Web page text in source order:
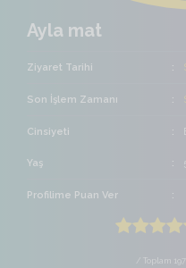
Ayla mat
Ziyaret Tarihi
Son İşlem Zamanı
Cinsiyeti
Yaş
Profilime Puan Ver
/ Toplam